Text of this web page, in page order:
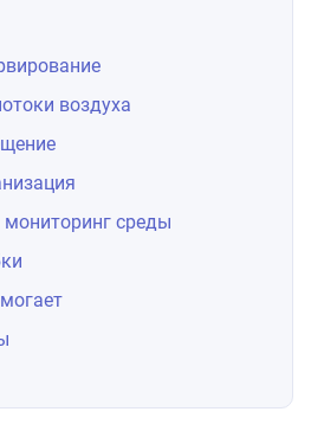
воздуха
мониторинг среды